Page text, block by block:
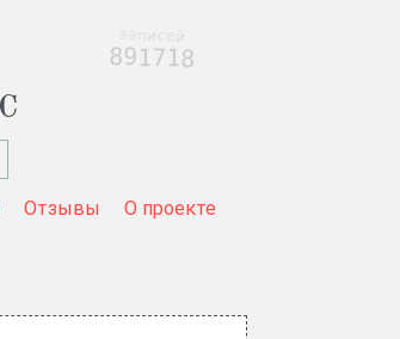
Отзывы О проекте
891718